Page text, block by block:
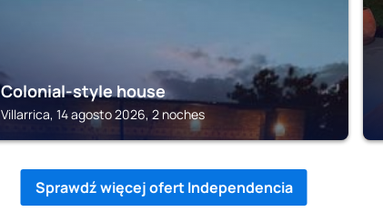
Colonial-style house
Villarrica, 14 agosto 2026, 2 noches
Sprawdź więcej ofert Independencia